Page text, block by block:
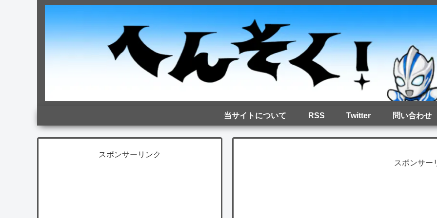
当サイトについて RSS Twitter 問い合わせ
スポンサー
スポンサーリンク